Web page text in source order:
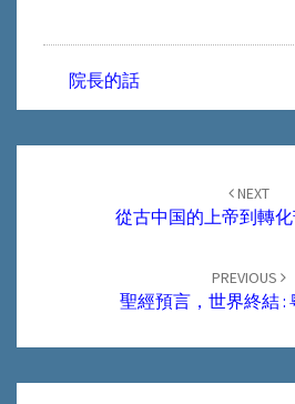
院長的話
NEXT
從古中国的上帝到轉
PREVIOUS
聖經預言，世界終結 :